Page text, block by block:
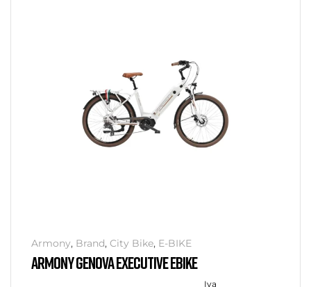
Armony, Brand, City Bike, E-BIKE
ARMONY GENOVA EXECUTIVE EBIKE
Iva